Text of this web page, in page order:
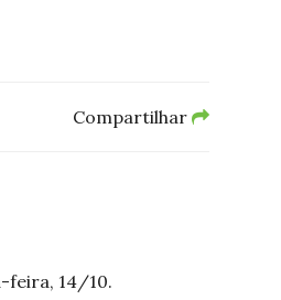
Compartilhar
feira, 14/10.